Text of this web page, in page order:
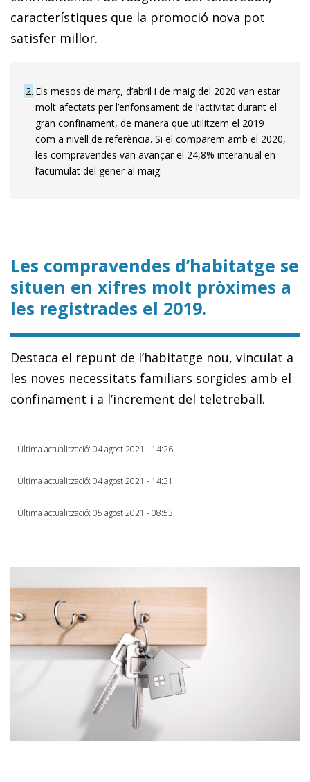
característiques que la promoció nova pot
satisfer millor.
2 Els mesos de març, d’abril i de maig del 2020 van estar
molt afectats per l’enfonsament de l’activitat durant el
gran confinament, de manera que utilitzem el 2019
com a nivell de referència. Si el comparem amb el 2020,
les compravendes van avançar el 24,8% interanual en
l’acumulat del gener al maig.
Les compravendes d’habitatge se
situen en xifres molt pròximes a
les registrades el 2019.
Destaca el repunt de l’habitatge nou, vinculat a
les noves necessitats familiars sorgides amb el
confinament i a l’increment del teletreball.
Última actualització: 04 agost 2021 - 14:26
Última actualització: 04 agost 2021 - 14:31
Última actualització: 05 agost 2021 - 08:53